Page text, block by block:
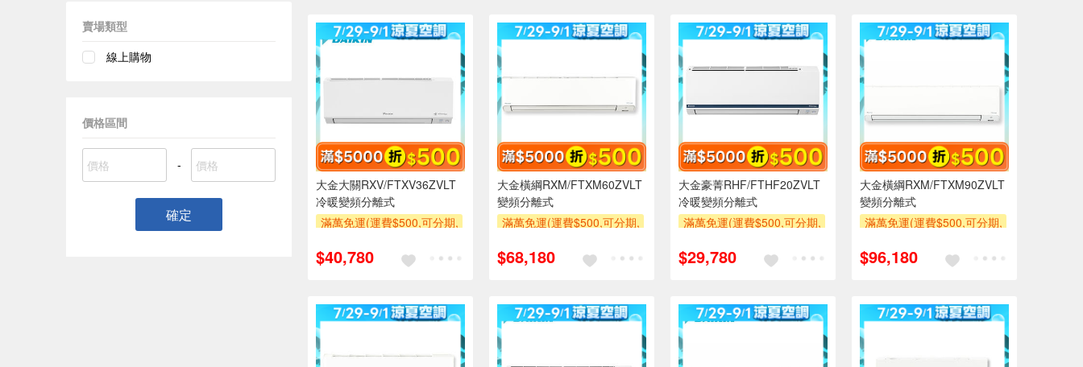
賣場類型
線上購物
價格區間
-
確定
大金大關RXV/FTXV36ZVLT
冷暖變頻分離式
滿萬免運(運費$500,可分期,
萬元及使用6期以上分期0利
$40,780
大金橫綱RXM/FTXM60ZVLT
變頻分離式
滿萬免運(運費$500,可分期,
萬元及使用6期以上分期0利
$68,180
大金豪菁RHF/FTHF20ZVLT
冷暖變頻分離式
滿萬免運(運費$500,可分期,
萬元及使用6期以上分期0利
$29,780
大金橫綱RXM/FTXM90ZVLT
變頻分離式
滿萬免運(運費$500,可分期,
萬元及使用6期以上分期0利
$96,180